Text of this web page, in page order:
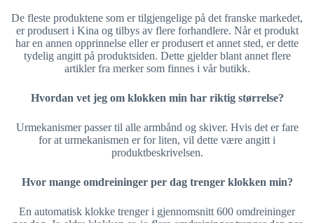
De fleste produktene som er tilgjengelige på det franske markedet,
er produsert i Kina og tilbys av flere forhandlere. Når et produkt
har en annen opprinnelse eller er produsert et annet sted, er dette
tydelig angitt på produktsiden. Dette gjelder blant annet flere
artikler fra merker som finnes i vår butikk.
Hvordan vet jeg om klokken min har riktig størrelse?
Urmekanismer passer til alle armbånd og skiver. Hvis det er fare
for at urmekanismen er for liten, vil dette være angitt i
produktbeskrivelsen.
Hvor mange omdreininger per dag trenger klokken min?
En automatisk klokke trenger i gjennomsnitt 600 omdreininger